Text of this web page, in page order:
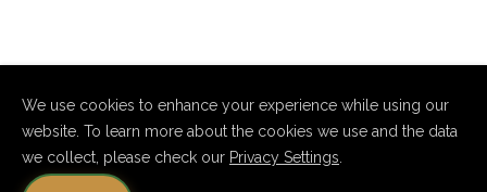
We use cookies to enhance your experience while using our
website. To learn more about the cookies we use and the data
we collect, please check our Privacy Settings